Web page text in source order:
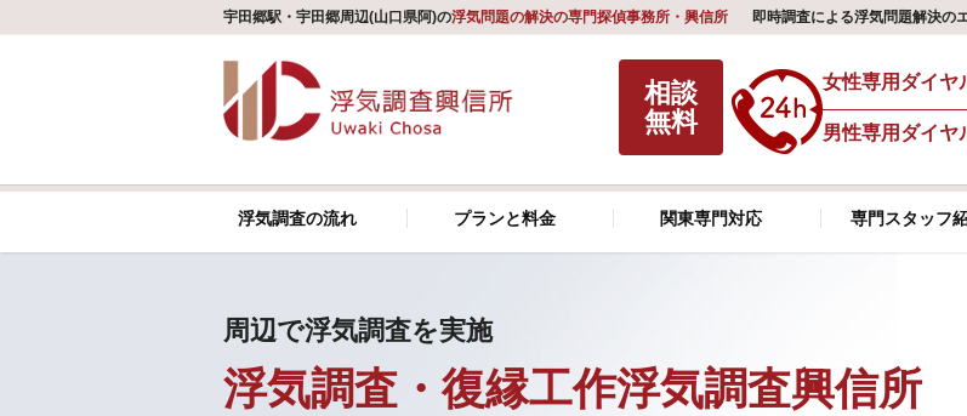
宇田郷駅・宇田郷周辺(山口県阿)の浮気問題の解決の専門探偵事務所・興信所 即時調査による浮気問題解決の
相談
無料
女性専用ダイヤ
男性専用ダイヤ
浮気調査の流れ プランと料金 関東専門対応 専門スタッフ
周辺で浮気調査を実施
浮気調査・復縁工作浮気調査興信所